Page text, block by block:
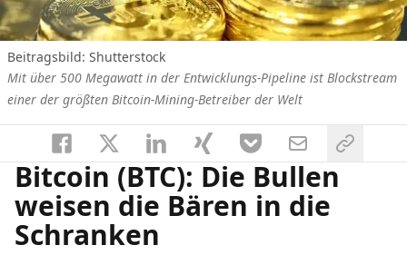
Beitragsbild: Shutterstock
Mit über 500 Megawatt in der Entwicklungs-Pipeline ist Blockstream
einer der größten Bitcoin-Mining-Betreiber der Welt
Bitcoin (BTC): Die Bullen
weisen die Bären in die
Schranken